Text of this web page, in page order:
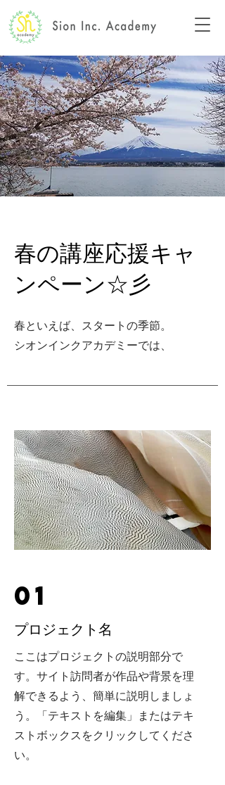
春の講座応援キャ
ンペーン☆彡
春といえば、スタートの季節。
​シオンインクアカデミーでは、
01
プロジェクト名
ここはプロジェクトの説明部分で
す。サイト訪問者が作品や背景を理
解できるよう、簡単に説明しましょ
う。「テキストを編集」またはテキ
ストボックスをクリックしてくださ
い。